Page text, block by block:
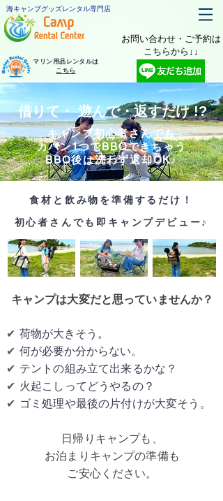
海キャンプグッズレンタル専門店
マリン用品レンタルは
こちら
お問い合わせ・ご予約は
​こちらから↓↓
​借りて・ 遊んで・返すだけ !?
キャンプ初心者さんでも​
カバン1つでBBQできちゃう
​BBQ後は洗わず返却OK♪
​食材と飲み物を準備するだけ！
​初心者さんでも即キャンプデビュー♪
キャンプは大変だと思っていませんか？
✔ 荷物が大きそう。
✔ 何が必要か分からない。
​✔ テントの組み立て出来るかな？
✔ 火起こしってどうやるの？
✔ ゴミ処理や最後の片付けが大変そう。
日帰りキャンプも、
お泊まりキャンプの準備も
ご安心ください。